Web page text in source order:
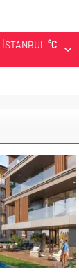
İSTANBUL °C